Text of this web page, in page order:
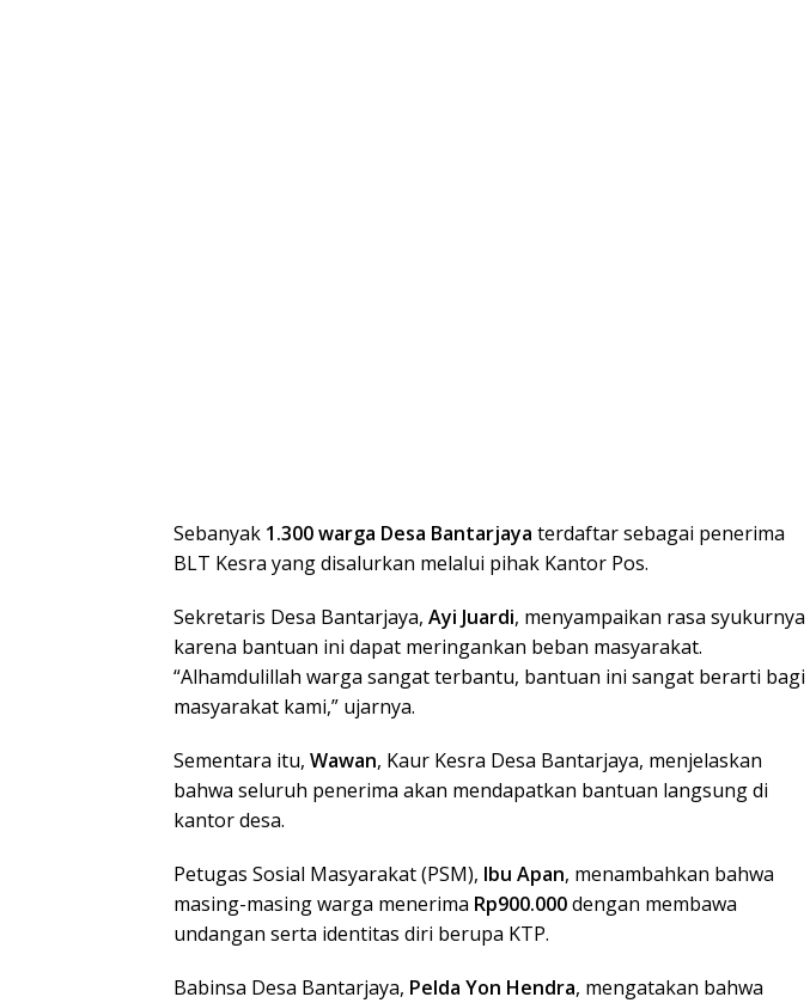
Sebanyak 1.300 warga Desa Bantarjaya terdaftar sebagai penerima
BLT Kesra yang disalurkan melalui pihak Kantor Pos.
Sekretaris Desa Bantarjaya, Ayi Juardi, menyampaikan rasa syukurnya
karena bantuan ini dapat meringankan beban masyarakat.
“Alhamdulillah warga sangat terbantu, bantuan ini sangat berarti bagi
masyarakat kami,” ujarnya.
Sementara itu, Wawan, Kaur Kesra Desa Bantarjaya, menjelaskan
bahwa seluruh penerima akan mendapatkan bantuan langsung di
kantor desa.
Petugas Sosial Masyarakat (PSM), Ibu Apan, menambahkan bahwa
masing-masing warga menerima Rp900.000dengan membawa
undangan serta identitas diri berupa KTP.
Babinsa Desa Bantarjaya, Pelda Yon Hendra, mengatakan bahwa